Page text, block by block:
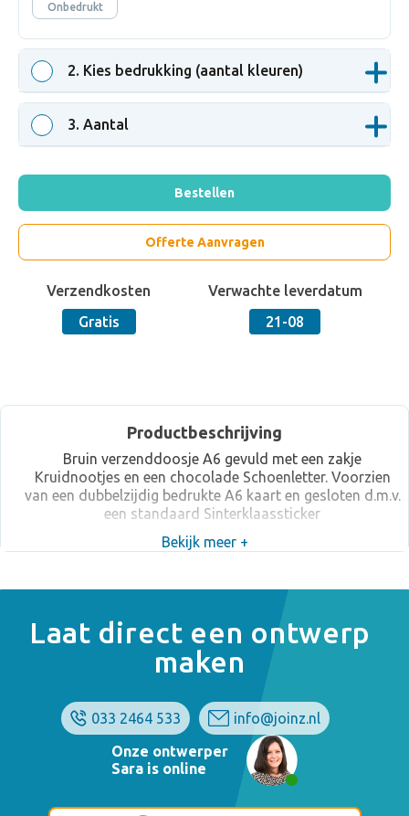
Onbedrukt
2. Kies bedrukking (aantal kleuren)
3. Aantal
Bestellen
Offerte Aanvragen
Verzendkosten
Gratis
Verwachte leverdatum
21-08
Productbeschrijving
Bruin verzenddoosje A6 gevuld met een zakje
Kruidnootjes en een chocolade Schoenletter. Voorzien
van een dubbelzijdig bedrukte A6 kaart en gesloten d.m.v.
een standaard Sinterklaassticker
Bekijk meer +
Laat direct een ontwerp
maken
033 2464 533
info@joinz.nl
Onze ontwerper
Sara is online